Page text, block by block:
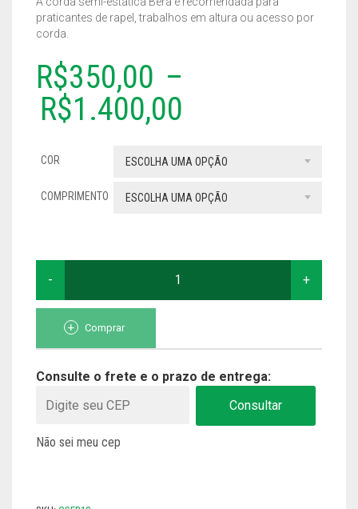
TODOS
praticantes de rapel, trabalhos em altura ou acesso por
corda.
R$350,00 –
R$1.400,00
COR ESCOLHA UMA OPÇÃO
COMPRIMENTO ESCOLHA UMA OPÇÃO
SEMI-
1OMM
QUANTIDADEComprar
Consulte o frete e o prazo de entrega:
Consultar
Não sei meu cep